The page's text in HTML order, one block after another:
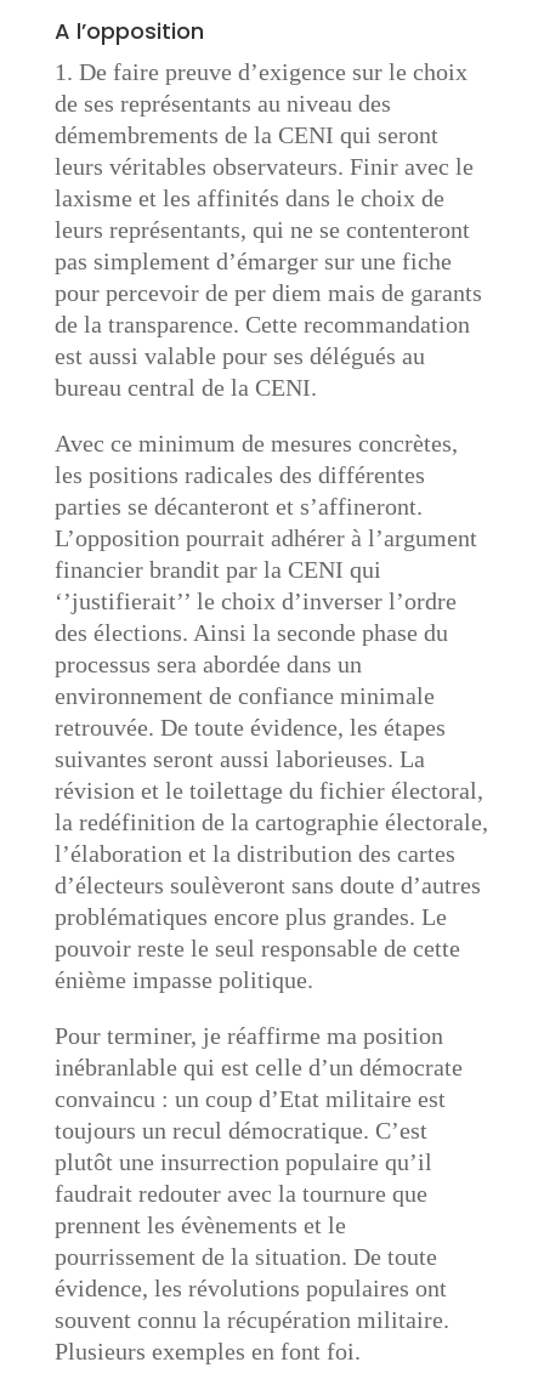
A l’opposition
1. De faire preuve d’exigence sur le choix
de ses représentants au niveau des
démembrements de la CENI qui seront
leurs véritables observateurs. Finir avec le
laxisme et les affinités dans le choix de
leurs représentants, qui ne se contenteront
pas simplement d’émarger sur une fiche
pour percevoir de per diem mais de garants
de la transparence. Cette recommandation
est aussi valable pour ses délégués au
bureau central de la CENI.
Avec ce minimum de mesures concrètes,
les positions radicales des différentes
parties se décanteront et s’affineront.
L’opposition pourrait adhérer à l’argument
financier brandit par la CENI qui
‘’justifierait’’ le choix d’inverser l’ordre
des élections. Ainsi la seconde phase du
processus sera abordée dans un
environnement de confiance minimale
retrouvée. De toute évidence, les étapes
suivantes seront aussi laborieuses. La
révision et le toilettage du fichier électoral,
la redéfinition de la cartographie électorale,
l’élaboration et la distribution des cartes
d’électeurs soulèveront sans doute d’autres
problématiques encore plus grandes. Le
pouvoir reste le seul responsable de cette
énième impasse politique.
Pour terminer, je réaffirme ma position
inébranlable qui est celle d’un démocrate
convaincu : un coup d’Etat militaire est
toujours un recul démocratique. C’est
plutôt une insurrection populaire qu’il
faudrait redouter avec la tournure que
prennent les évènements et le
pourrissement de la situation. De toute
évidence, les révolutions populaires ont
souvent connu la récupération militaire.
Plusieurs exemples en font foi.